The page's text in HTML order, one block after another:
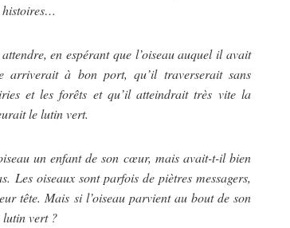
histoires…
en espérant que l’oiseau auquel il avait
arriverait à bon port, qu’il traverserait sans
et les forêts et qu’il atteindrait très vite la
le lutin vert.
un enfant de son cœur, mais avait-t-il bien
Les oiseaux sont parfois de piètres messagers,
tête. Mais si l’oiseau parvient au bout de son
lutin vert ?